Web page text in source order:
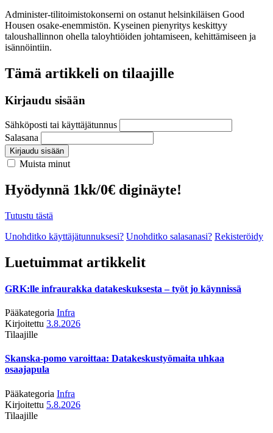
Administer-tilitoimistokonserni on ostanut helsinkiläisen Good
Housen osake-enemmistön. Kyseinen pienyritys keskittyy
taloushallinnon ohella taloyhtiöiden johtamiseen, kehittämiseen ja
isännöintiin.
Tämä artikkeli on tilaajille
Kirjaudu sisään
Sähköposti tai käyttäjätunnus
Salasana
Kirjaudu sisään
Muista minut
Hyödynnä 1kk/0€ diginäyte!
Tutustu tästä
Unohditko käyttäjätunnuksesi? Unohditko salasanasi? Rekisteröidy
Luetuimmat artikkelit
GRK:lle infraurakka datakeskuksesta – työt jo käynnissä
Pääkategoria Infra
Kirjoitettu 3.8.2026
Tilaajille
Skanska-pomo varoittaa: Datakeskustyömaita uhkaa
osaajapula
Pääkategoria Infra
Kirjoitettu 5.8.2026
Tilaajille